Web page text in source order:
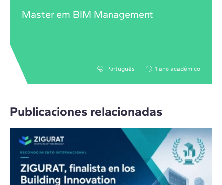
Master em BIM Management
Português 1 ano acadêmico
Publicaciones relacionadas